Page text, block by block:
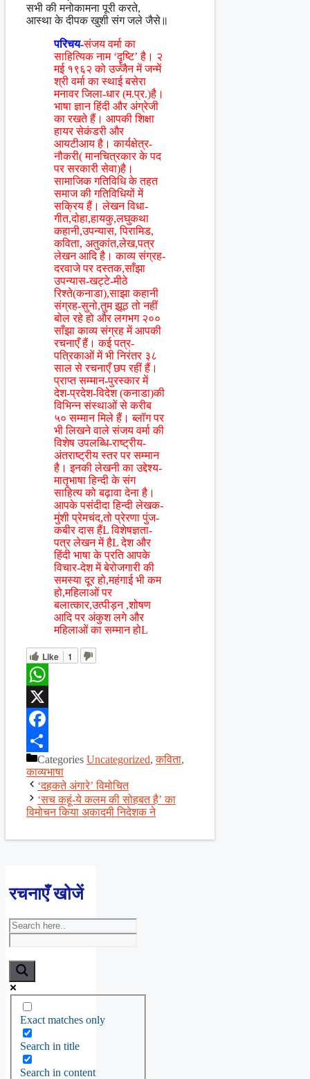
सभी की मनोकामना पूरी करते,
आस्था के दीपक खुशी संग जले जैसे॥
परिचय-संजय वर्मा का
साहित्यिक नाम ‘दॄष्टि’ है। २
मई १९६२ को उज्जैन में जन्में
श्री वर्मा का स्थाई बसेरा
मनावर जिला-धार (म.प्र.)है।
भाषा ज्ञान हिंदी और अंग्रेजी
का रखते हैं। आपकी शिक्षा
हायर सेकंडरी और
आयटीआय है। कार्यक्षेत्र-
नौकरी( मानचित्रकार के पद
पर सरकारी सेवा)है।
सामाजिक गतिविधि के तहत
समाज की गतिविधियों में
सक्रिय हैं। लेखन विधा-
गीत,दोहा,हायकु,लघुकथा
कहानी,उपन्यास, पिरामिड,
कविता, अतुकांत,लेख,पत्र
लेखन आदि है। काव्य संग्रह-
दरवाजे पर दस्तक,साँझा
उपन्यास-खट्टे-मीठे
रिश्ते(कनाडा),साझा कहानी
संग्रह-सुनो,तुम झूठ तो नहीं
बोल रहे हो और लगभग २००
साँझा काव्य संग्रह में आपकी
रचनाएँ हैं। कई पत्र-
पत्रिकाओं में भी निरंतर ३८
साल से रचनाएँ छप रहीं हैं।
प्राप्त सम्मान-पुरस्कार में
देश-प्रदेश-विदेश (कनाडा)की
विभिन्न संस्थाओं से करीब
५० सम्मान मिले हैं। ब्लॉग पर
भी लिखने वाले संजय वर्मा की
विशेष उपलब्धि-राष्ट्रीय-
अंतराष्ट्रीय स्तर पर सम्मान
है। इनकी लेखनी का उद्देश्य-
मातृभाषा हिन्दी के संग
साहित्य को बढ़ावा देना है।
आपके पसंदीदा हिन्दी लेखक-
मुंशी प्रेमचंद,तो प्रेरणा पुंज-
कबीर दास हैंL विशेषज्ञता-
पत्र लेखन में हैL देश और
हिंदी भाषा के प्रति आपके
विचार-देश में बेरोजगारी की
समस्या दूर हो,महंगाई भी कम
हो,महिलाओं पर
बलात्कार,उत्पीड़न ,शोषण
आदि पर अंकुश लगे और
महिलाओं का सम्मान होL
Like 1
WhatsApp
X
Facebook
ShareCategories Uncategorized,कविता,
काव्यभाषा
‘दहकते अंगारे’ विमोचित
‘सच कहूं-ये कलम की सोहबत है’ का
विमोचन किया अकादमी निदेशक ने
रचनाएँ खोजें
Exact matches only
Search in title
Search in content